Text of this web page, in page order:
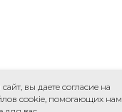
вы даете согласие на
cookie, помогающих нам